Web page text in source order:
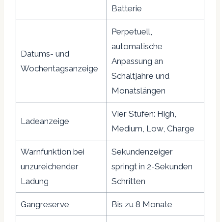
Batterie
Datums- und
Wochentagsanzeige
Perpetuell,
automatische
Anpassung an
Schaltjahre und
Monatslängen
Ladeanzeige
Vier Stufen: High,
Medium, Low, Charge
Warnfunktion bei
unzureichender
Ladung
Sekundenzeiger
springt in 2-Sekunden
Schritten
Gangreserve Bis zu 8 Monate